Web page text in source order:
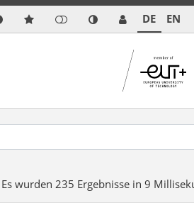
DE EN
Es wurden 235 Ergebnisse in 9